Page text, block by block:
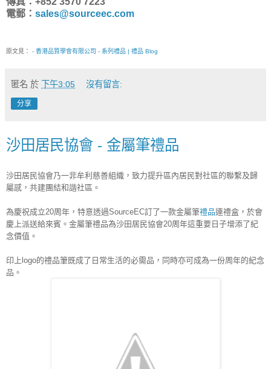
電郵： sales@sourceec.com
原文見： - 香港品質學會有限公司 - 系列禮品 | 禮品 Blog
匿名 於 下午3:05 沒有留言:
分享
沙田居民協會 - 金屬筆禮品
沙田居民協會乃一非牟利慈善組織，致力提升區內居民對社區的聯繫及歸
屬感，共建團結和諧社區。
為慶祝成立20周年，特意透過SourceEC訂了一款金屬筆禮品連禮盒，於會
慶上派送給來賓。金屬筆禮品為沙田居民協會20周年這重要日子增添了紀
念價值。
印上logo的禮品筆既成了日常生活的必需品，同時亦可成為一份周年的紀念
品。